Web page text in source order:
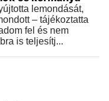
lemondását,
– tájékoztatta
fel és nem
is teljesítj...